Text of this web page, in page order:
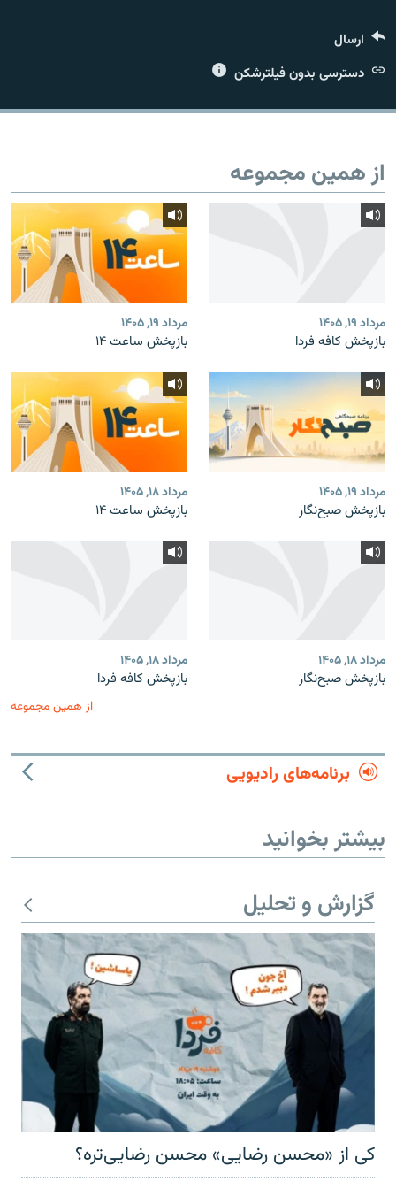
زبان‌های دیگر
ارسال
دسترسی بدون فیلترشکن
از همین مجموعه
مرداد ۱۹, ۱۴۰۵
بازپخش کافه فردا
مرداد ۱۹, ۱۴۰۵
بازپخش ساعت ۱۴
مرداد ۱۹, ۱۴۰۵
بازپخش صبح‌نگار
مرداد ۱۸, ۱۴۰۵
بازپخش ساعت ۱۴
مرداد ۱۸, ۱۴۰۵
بازپخش صبح‌نگار
مرداد ۱۸, ۱۴۰۵
بازپخش کافه فردا
از همین مجموعه
برنامه‌های رادیویی
بیشتر بخوانید
گزارش و تحلیل
کی از «محسن رضایی» محسن رضایی‌تره؟